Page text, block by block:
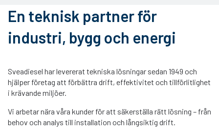
En teknisk partner för
industri, bygg och energi
Sveadiesel har levererat tekniska lösningar sedan 1949 och
hjälper företag att förbättra drift, effektivitet och tillförlitlighet
i krävande miljöer.
Vi arbetar nära våra kunder för att säkerställa rätt lösning – från
behov och analys till installation och långsiktig drift.